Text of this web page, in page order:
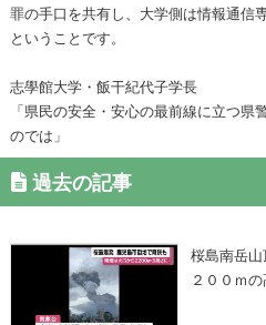
罪の手口を共有し、大学側は情報通信
ということです。
志學館大学・飯干紀代子学長
「県民の安全・安心の最前線に立つ
のでは」
過去の記事
桜島南岳
２００ｍ